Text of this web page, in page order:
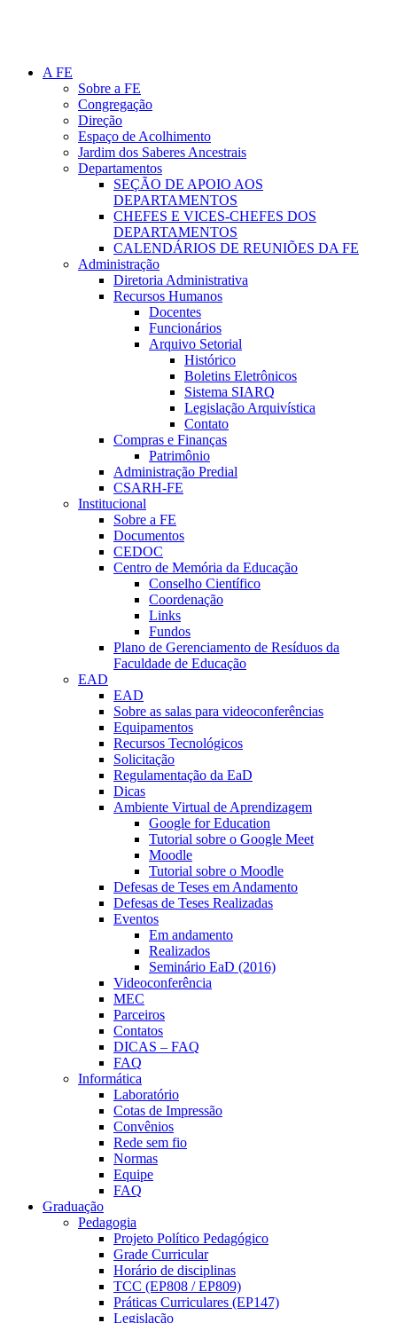
A FE
Sobre a FE
Congregação
Direção
Espaço de Acolhimento
Jardim dos Saberes Ancestrais
Departamentos
SEÇÃO DE APOIO AOS
DEPARTAMENTOS
CHEFES E VICES-CHEFES DOS
DEPARTAMENTOS
CALENDÁRIOS DE REUNIÕES DA FE
Administração
Diretoria Administrativa
Recursos Humanos
Docentes
Funcionários
Arquivo Setorial
Histórico
Boletins Eletrônicos
Sistema SIARQ
Legislação Arquivística
Contato
Compras e Finanças
Patrimônio
Administração Predial
CSARH-FE
Institucional
Sobre a FE
Documentos
CEDOC
Centro de Memória da Educação
Conselho Científico
Coordenação
Links
Fundos
Plano de Gerenciamento de Resíduos da
Faculdade de Educação
EAD
EAD
Sobre as salas para videoconferências
Equipamentos
Recursos Tecnológicos
Solicitação
Regulamentação da EaD
Dicas
Ambiente Virtual de Aprendizagem
Google for Education
Tutorial sobre o Google Meet
Moodle
Tutorial sobre o Moodle
Defesas de Teses em Andamento
Defesas de Teses Realizadas
Eventos
Em andamento
Realizados
Seminário EaD (2016)
Videoconferência
MEC
Parceiros
Contatos
DICAS – FAQ
FAQ
Informática
Laboratório
Cotas de Impressão
Convênios
Rede sem fio
Normas
Equipe
FAQ
Graduação
Pedagogia
Projeto Político Pedagógico
Grade Curricular
Horário de disciplinas
TCC (EP808 / EP809)
Práticas Curriculares (EP147)
Legislação